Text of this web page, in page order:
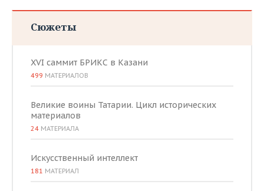
Сюжеты
XVI саммит БРИКС в Казани
499 МАТЕРИАЛОВ
Великие воины Татарии. Цикл исторических
материалов
24 МАТЕРИАЛА
Искусственный интеллект
181 МАТЕРИАЛ